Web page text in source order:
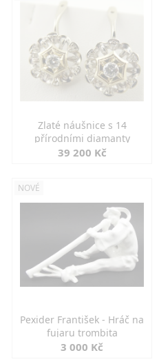
Zlaté náušnice s 14
přírodními diamanty
39 200 Kč
NOVÉ
Pexider František - Hráč na
fujaru trombita
3 000 Kč